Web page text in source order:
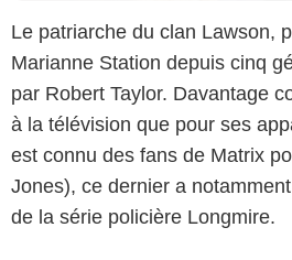
Le patriarche du clan Lawson,
Marianne Station depuis cinq
par Robert Taylor. Davantage
à la télévision que pour ses
est connu des fans de Matrix
Jones), ce dernier a
de la série policière Longmire.